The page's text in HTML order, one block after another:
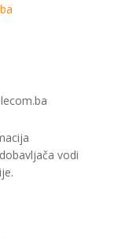
vodi